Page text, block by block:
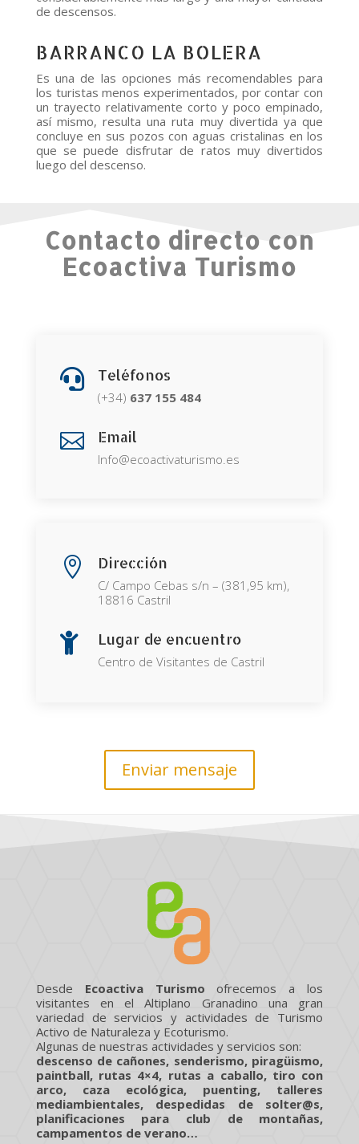
de descensos.
BARRANCO LA BOLERA
Es una de las opciones más recomendables para
los turistas menos experimentados, por contar con
un trayecto relativamente corto y poco empinado,
así mismo, resulta una ruta muy divertida ya que
concluye en sus pozos con aguas cristalinas en los
que se puede disfrutar de ratos muy divertidos
luego del descenso.
Contacto directo con
Ecoactiva Turismo
 Teléfonos
(+34) 637 155 484
 Email
Info@ecoactivaturismo.es
 Dirección
C/ Campo Cebas s/n – (381,95 km),
18816 Castril
 Lugar de encuentro
Centro de Visitantes de Castril
Enviar mensaje
Desde Ecoactiva Turismo
ofrecemos a los
visitantes en el Altiplano Granadino una gran
variedad de servicios y actividades de Turismo
Activo de Naturaleza y Ecoturismo.
Algunas de nuestras actividades y servicios son:
descenso de cañones, senderismo, piragüismo,
paintball, rutas 4×4, rutas a caballo, tiro con
arco, caza ecológica, puenting, talleres
mediambientales, despedidas de solter@s,
planificaciones para club de montañas,
campamentos de verano…